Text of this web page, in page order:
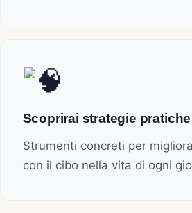
Scoprirai strategie pratiche
Strumenti concreti per
con il cibo nella vita di ogni